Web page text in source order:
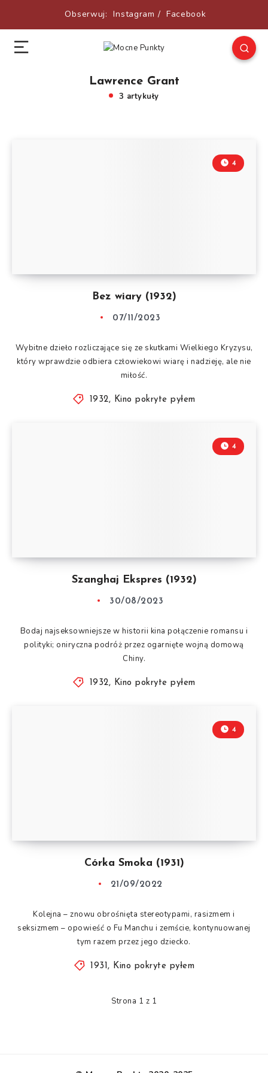
Obserwuj: Instagram / Facebook
Lawrence Grant
3 artykuły
Bez wiary (1932)
4
07/11/2023
Wybitne dzieło rozliczające się ze skutkami Wielkiego Kryzysu,
który wprawdzie odbiera człowiekowi wiarę i nadzieję, ale nie
miłość.
1932, Kino pokryte pyłem
Szanghaj Ekspres (1932)
4
30/08/2023
Bodaj najseksowniejsze w historii kina połączenie romansu i
polityki; oniryczna podróż przez ogarnięte wojną domową
Chiny.
1932, Kino pokryte pyłem
Córka Smoka (1931)
4
21/09/2022
Kolejna – znowu obrośnięta stereotypami, rasizmem i
seksizmem – opowieść o Fu Manchu i zemście, kontynuowanej
tym razem przez jego dziecko.
1931, Kino pokryte pyłem
Strona 1 z 1